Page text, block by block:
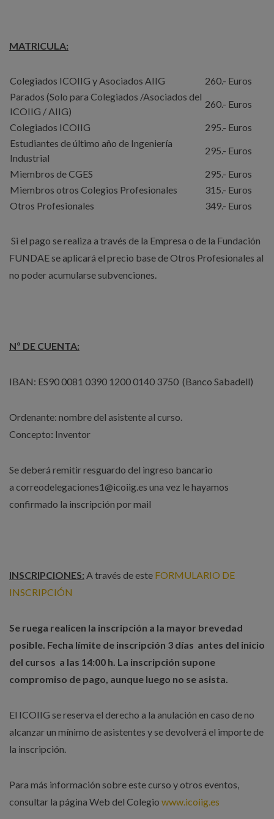
MATRICULA:
Colegiados ICOIIG y Asociados AIIG
260.- Euros
Parados (Solo para Colegiados /Asociados del
ICOIIG / AIIG)
260.- Euros
Colegiados ICOIIG
295.- Euros
Estudiantes de último año de Ingeniería
Industrial
295.- Euros
Miembros de CGES
295.- Euros
Miembros otros Colegios Profesionales
315.- Euros
Otros Profesionales
349.- Euros
Si el pago se realiza a través de la Empresa o de la Fundación
FUNDAE se aplicará el precio base de Otros Profesionales al
no poder acumularse subvenciones.
Nº DE CUENTA:
IBAN: ES90 0081 0390 1200 0140 3750 (Banco Sabadell)
Ordenante: nombre del asistente al curso.
Concepto: Inventor
Se deberá remitir resguardo del ingreso bancario
a correodelegaciones1@icoiig.es una vez le hayamos
confirmado la inscripción por mail
INSCRIPCIONES: A través de este FORMULARIO DE
INSCRIPCIÓN
Se ruega realicen la inscripción a la mayor brevedad
posible. Fecha límite de inscripción 3 días antes del inicio
del cursos a las 14:00 h. La inscripción supone
compromiso de pago, aunque luego no se asista.
El ICOIIG se reserva el derecho a la anulación en caso de no
alcanzar un mínimo de asistentes y se devolverá el importe de
la inscripción.
Para más información sobre este curso y otros eventos,
consultar la página Web del Colegio www.icoiig.es